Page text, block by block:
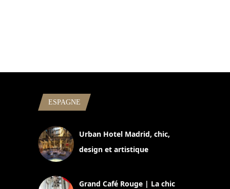
ESPAGNE
Urban Hotel Madrid, chic,
design et artistique
Grand Café Rouge | La chic